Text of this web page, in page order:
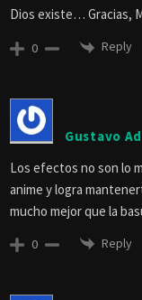
Dios existe… Gracias,
0 Reply
Gustavo
Los efectos no son lo
anime y logra
mucho mejor que la
0 Reply